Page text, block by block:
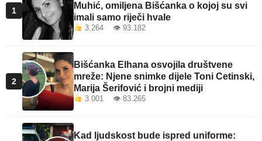
1
Muhić, omiljena Bišćanka o kojoj su svi
imali samo riječi hvale
3.264 👁 93.182
2
Bišćanka Elhana osvojila društvene
mreže: Njene snimke dijele Toni Cetinski,
Marija Šerifović i brojni mediji
3.001 👁 83.265
Kad ljudskost bude ispred uniforme: